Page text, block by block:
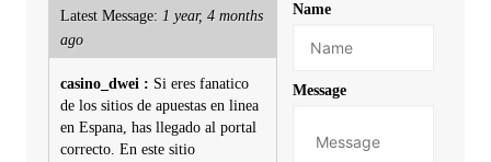
Latest Message: 1 year, 4 months
ago
casino_dwei : Si eres fanatico
de los sitios de apuestas en linea
en Espana, has llegado al portal
correcto. En este sitio
Name
Message